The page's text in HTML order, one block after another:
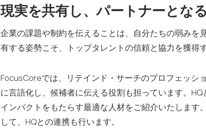
現実を共有し、パートナーとな
企業の課題や制約を伝えることは、自分たちの弱み
有する姿勢こそ、トップタレントの信頼と協力を獲得
FocusCoreでは、リテインド・サーチのプロフェッシ
に言語化し、候補者に伝える役割も担っています。
インパクトをもたらす最適な人材をご紹介いたします
して、HQとの連携も行います。